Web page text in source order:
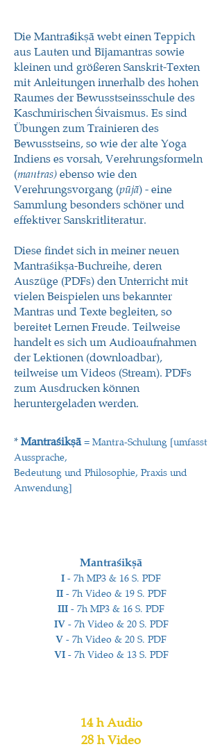
Die Mantraśikṣā webt einen Teppich
aus Lauten und Bījamantras sowie
kleinen und größeren Sanskrit-Texten
mit Anleitungen innerhalb des hohen
Raumes der Bewusstseinsschule des
Kaschmirischen Śivaismus. Es sind
Übungen zum Trainieren des
Bewusstseins, so wie der alte Yoga
Indiens es vorsah, Verehrungsformeln
(mantras) ebenso wie den
Verehrungsvorgang (pūjā) - eine
Sammlung besonders schöner und
effektiver Sanskritliteratur.
Diese findet sich in meiner neuen
Mantraśikṣa-Buchreihe, deren
Auszüge (PDFs) den Unterricht mit
vielen Beispielen uns bekannter
Mantras und Texte begleiten, so
bereitet Lernen Freude. Teilweise
handelt es sich um Audioaufnahmen
der Lektionen (downloadbar),
teilweise um Videos (Stream). PDFs
zum Ausdrucken können
heruntergeladen werden.
*Mantraśikṣā= Mantra-Schulung [umfasst
Aussprache,
Bedeutung und Philosophie, Praxis und
Anwendung]
Mantraśikṣā
I - 7h MP3 & 16 S. PDF
II- 7h Video & 19 S. PDF
III - 7h MP3 & 16 S. PDF
IV- 7h Video & 20 S. PDF
V - 7h Video & 20 S. PDF
VI- 7h Video & 13 S. PDF
14 h Audio
28 h Video